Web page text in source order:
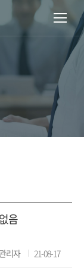
음
리자 21-08-17